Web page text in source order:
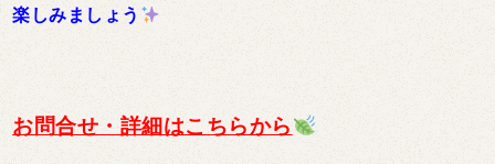
楽しみましょう
お問合せ・詳細はこちらから